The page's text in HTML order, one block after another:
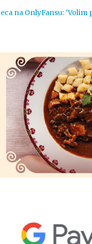
na OnlyFansu: